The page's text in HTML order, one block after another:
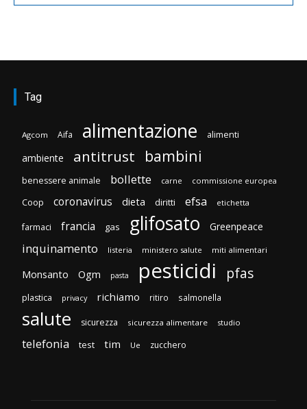
Tag
Agcom Aifa alimentazione alimenti
ambiente antitrust bambini
benessere animale bollette carne commissione europea
Coop coronavirus dieta diritti efsa etichetta
farmaci francia gas glifosato Greenpeace
inquinamento listeria ministero salute miti alimentari
Monsanto Ogm pasta pesticidi pfas
plastica privacy richiamo ritiro salmonella
salute sicurezza sicurezza alimentare studio
telefonia test tim Ue zucchero